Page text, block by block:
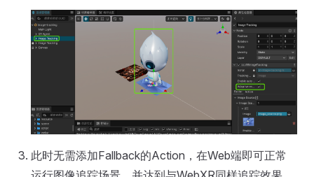
此时无需添加Fallback的Action，在Web端即可正常